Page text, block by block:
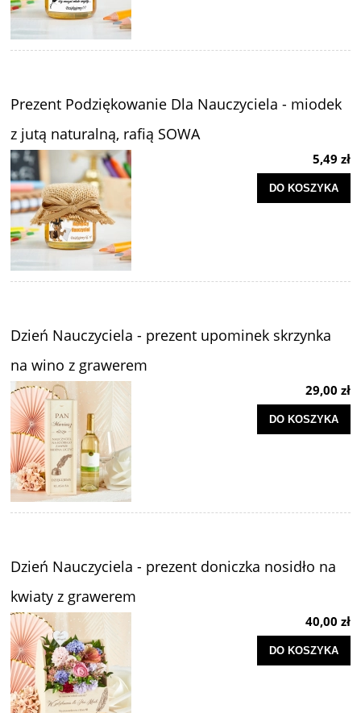
Prezent Podziękowanie Dla Nauczyciela - miodek
z jutą naturalną, rafią SOWA
5,49 zł
DO KOSZYKA
Dzień Nauczyciela - prezent upominek skrzynka
na wino z grawerem
29,00 zł
DO KOSZYKA
Dzień Nauczyciela - prezent doniczka nosidło na
kwiaty z grawerem
40,00 zł
DO KOSZYKA